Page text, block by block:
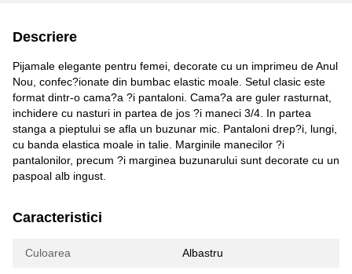
Descriere
Pijamale elegante pentru femei, decorate cu un imprimeu de Anul
Nou, confec?ionate din bumbac elastic moale. Setul clasic este
format dintr-o cama?a ?i pantaloni. Cama?a are guler rasturnat,
inchidere cu nasturi in partea de jos ?i maneci 3/4. In partea
stanga a pieptului se afla un buzunar mic. Pantaloni drep?i, lungi,
cu banda elastica moale in talie. Marginile manecilor ?i
pantalonilor, precum ?i marginea buzunarului sunt decorate cu un
paspoal alb ingust.
Caracteristici
Culoarea Albastru